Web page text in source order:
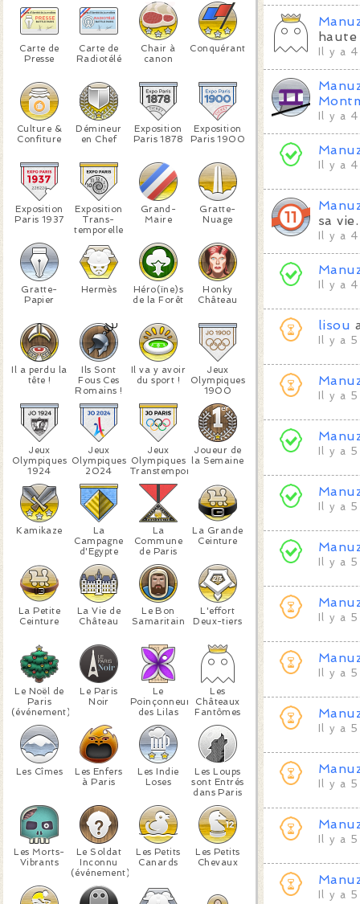
Carte de
Presse
Carte de
Radiotélé
Chair à
canon
Conquérant
Culture &
Confiture
Démineur
en Chef
Exposition
Paris 1878
Exposition
Paris 1900
Exposition
Paris 1937
Exposition
Trans-
temporelle
Grand-
Maire
Gratte-
Nuage
Gratte-
Papier
Hermès
Héro(ïne)s
de la Forêt
Honky
Château
Il a perdu la
tête !
Ils Sont
Fous Ces
Romains !
Il va y avoir
du sport !
Jeux
Olympiques
1900
Jeux
Olympiques
1924
Jeux
Olympiques
2024
Jeux
Olympiques
Transtemporels
Joueur de
la Semaine
Kamikaze
La
Campagne
d'Egypte
La
Commune
de Paris
La Grande
Ceinture
La Petite
Ceinture
La Vie de
Château
Le Bon
Samaritain
L'effort
Deux-tiers
Le Noël de
Paris
(événement)
Le Paris
Noir
Le
Poinçonneur
des Lilas
Les
Châteaux
Fantômes
Les Cîmes
Les Enfers
à Paris
Les Indie
Loses
Les Loups
sont Entrés
dans Paris
Les Morts-
Vibrants
Le Soldat
Inconnu
(événement)
Les Petits
Canards
Les Petits
Chevaux
Il y a
Il y a
Il y a
sa vie.
Il y a
Il y a
lisou
Il y a
Il y a
Il y a
Il y a
Il y a
Il y a
Il y a
Il y a
Il y a
Il y a
Il y a